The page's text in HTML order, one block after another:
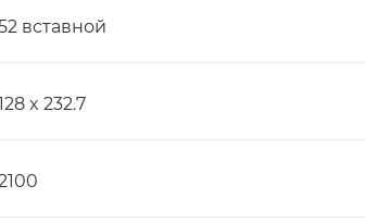
вставной
x 232.7